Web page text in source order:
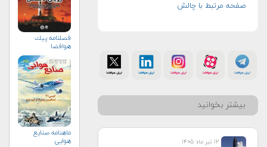
صفحه مرتبط با چالش
بیشتر بخوانید
۱۲ تیر ماه ۱۴۰۵
فصلنامه پيك
هوافضا
ماهنامه صنايع
هوايي